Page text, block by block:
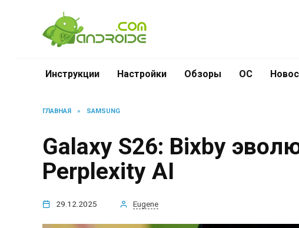
содержанию
Инструкции Настройки Обзоры ОС
ГЛАВНАЯ » SAMSUNG
Galaxy S26: Bixby
Perplexity AI
29.12.2025 Eugene